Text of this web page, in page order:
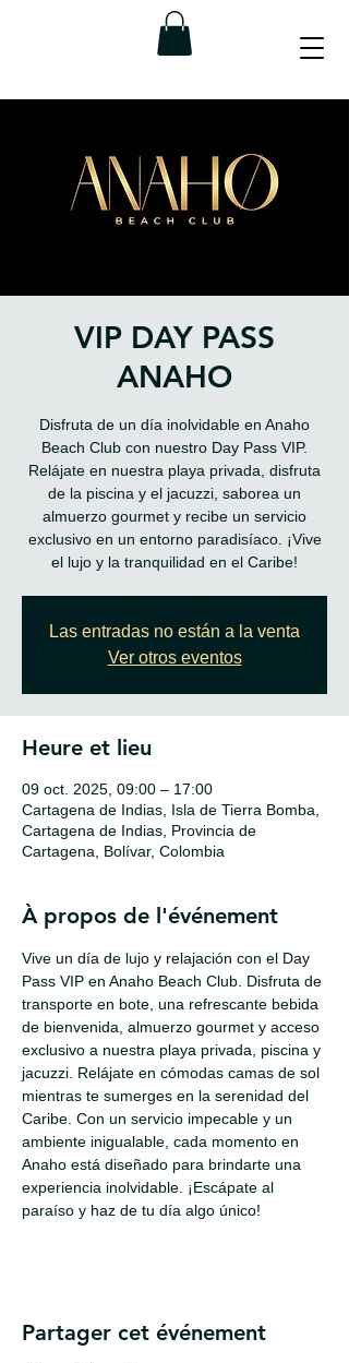
VIP DAY PASS
ANAHO
Disfruta de un día inolvidable en Anaho
Beach Club con nuestro Day Pass VIP.
Relájate en nuestra playa privada, disfruta
de la piscina y el jacuzzi, saborea un
almuerzo gourmet y recibe un servicio
exclusivo en un entorno paradisíaco. ¡Vive
el lujo y la tranquilidad en el Caribe!
Las entradas no están a la venta
Ver otros eventos
Heure et lieu
09 oct. 2025, 09:00 – 17:00
Cartagena de Indias, Isla de Tierra Bomba,
Cartagena de Indias, Provincia de
Cartagena, Bolívar, Colombia
À propos de l'événement
Vive un día de lujo y relajación con el Day
Pass VIP en Anaho Beach Club. Disfruta de
transporte en bote, una refrescante bebida
de bienvenida, almuerzo gourmet y acceso
exclusivo a nuestra playa privada, piscina y
jacuzzi. Relájate en cómodas camas de sol
mientras te sumerges en la serenidad del
Caribe. Con un servicio impecable y un
ambiente inigualable, cada momento en
Anaho está diseñado para brindarte una
experiencia inolvidable. ¡Escápate al
paraíso y haz de tu día algo único!
Partager cet événement